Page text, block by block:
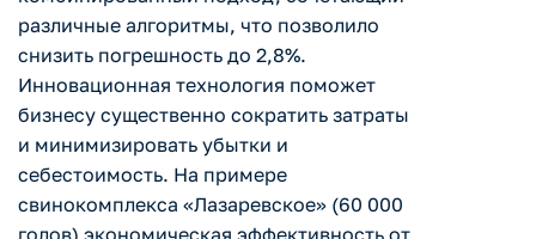
различные алгоритмы, что позволило
снизить погрешность до 2,8%.
Инновационная технология поможет
бизнесу существенно сократить затраты
и минимизировать убытки и
себестоимость. На примере
свинокомплекса «Лазаревское» (60 000